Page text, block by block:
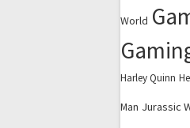
World
Harley Quinn
Man Jurassic